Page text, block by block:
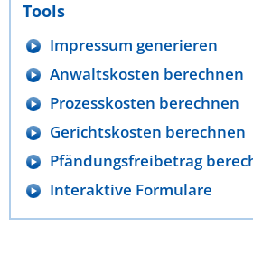
Tools
Impressum generieren
Anwaltskosten berechnen
Prozesskosten berechnen
Gerichtskosten berechnen
Pfändungsfreibetrag
Interaktive Formulare